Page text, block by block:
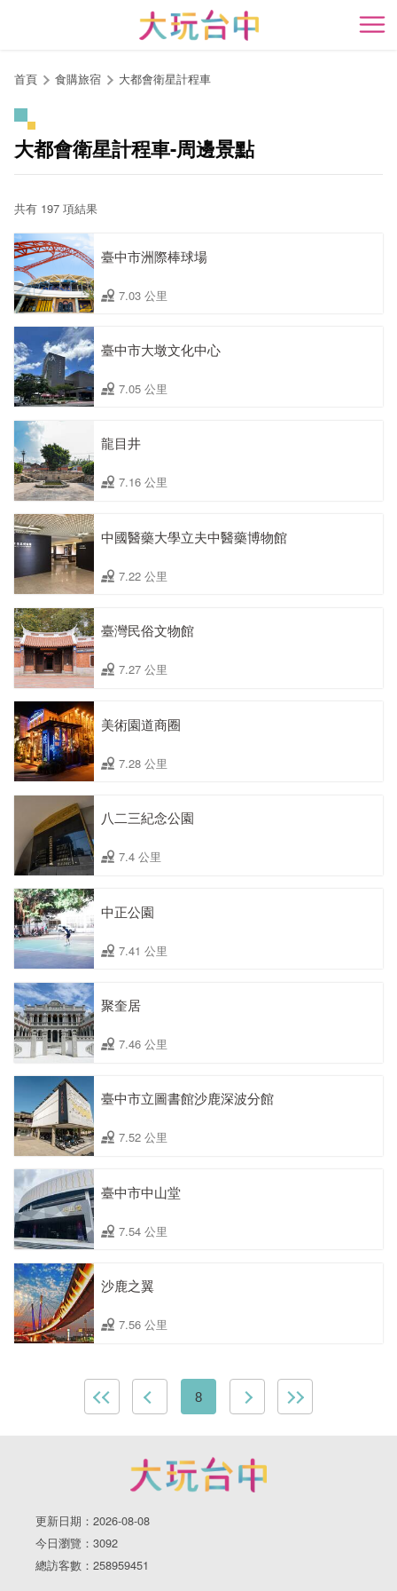
開
首頁 食購旅宿 大都會衛星計程車
大都會衛星計程車-周邊景點
共有 197 項結果
臺中市洲際棒球場
7.03 公里
臺中市大墩文化中心
7.05 公里
龍目井
7.16 公里
中國醫藥大學立夫中醫藥博物館
7.22 公里
臺灣民俗文物館
7.27 公里
美術園道商圈
7.28 公里
八二三紀念公園
7.4 公里
中正公園
7.41 公里
聚奎居
7.46 公里
臺中市立圖書館沙鹿深波分館
7.52 公里
臺中市中山堂
7.54 公里
沙鹿之翼
7.56 公里
8
更新日期：2026-08-08
今日瀏覽：3092
總訪客數：258959451